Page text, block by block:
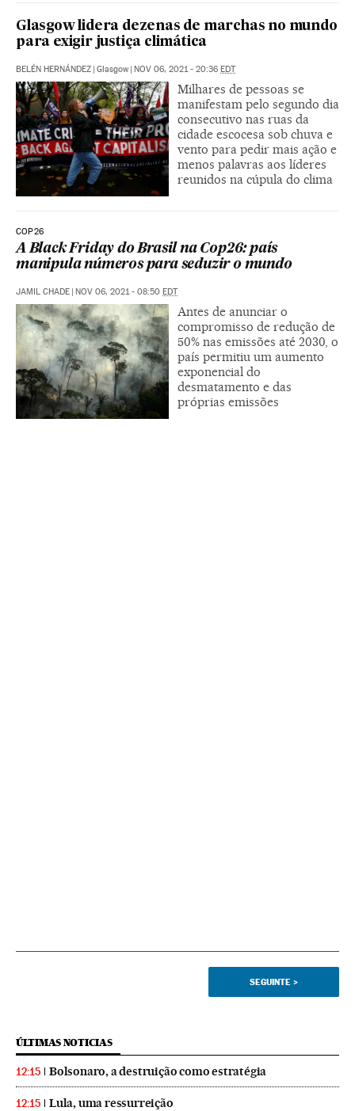
Glasgow lidera dezenas de marchas no mundo
para exigir justiça climática
BELÉN HERNÁNDEZ | Glasgow | NOV 06, 2021 - 20:36 EDT
Milhares de pessoas se
manifestam pelo segundo dia
consecutivo nas ruas da
cidade escocesa sob chuva e
vento para pedir mais ação e
menos palavras aos líderes
reunidos na cúpula do clima
COP26
A Black Friday do Brasil na Cop26: país
manipula números para seduzir o mundo
JAMIL CHADE | NOV 06, 2021 - 08:50 EDT
Antes de anunciar o
compromisso de redução de
50% nas emissões até 2030, o
país permitiu um aumento
exponencial do
desmatamento e das
próprias emissões
SEGUINTE >
ÚLTIMAS NOTICIAS
12:15 Bolsonaro, a destruição como estratégia
12:15 Lula, uma ressurreição